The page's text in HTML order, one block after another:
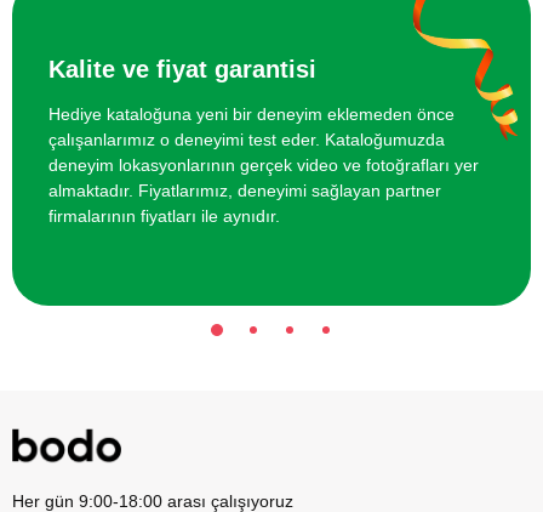
750 TL
Online Resim Kursu 750 TL
Online Temel Sanat Tarihi Eğitimi 750 TL
Kalite ve fiyat garantisi
Hediye kataloğuna yeni bir deneyim eklemeden önce
çalışanlarımız o deneyimi test eder. Kataloğumuzda
deneyim lokasyonlarının gerçek video ve fotoğrafları yer
almaktadır. Fiyatlarımız, deneyimi sağlayan partner
firmalarının fiyatları ile aynıdır.
Her gün 9:00-18:00 arası çalışıyoruz